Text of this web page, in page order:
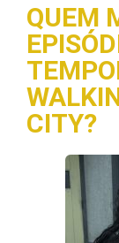
QUEM
CITY?